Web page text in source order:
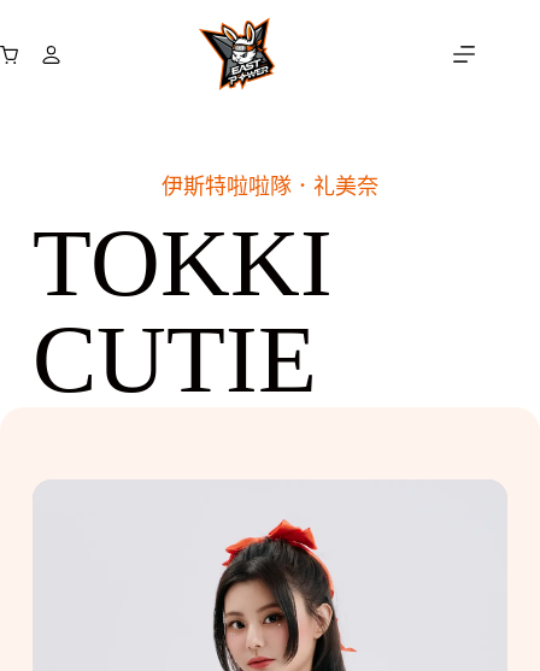
至
購
伊斯特啦啦隊． 礼美奈
TOKKI
CUTIE